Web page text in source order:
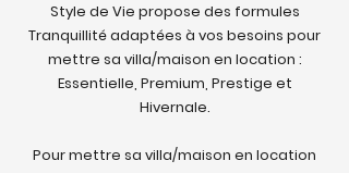
Style de Vie propose des formules
Tranquillité adaptées à vos besoins pour
mettre sa villa/maison en location :
Essentielle, Premium, Prestige et
Hivernale.
Pour mettre sa villa/maison en location